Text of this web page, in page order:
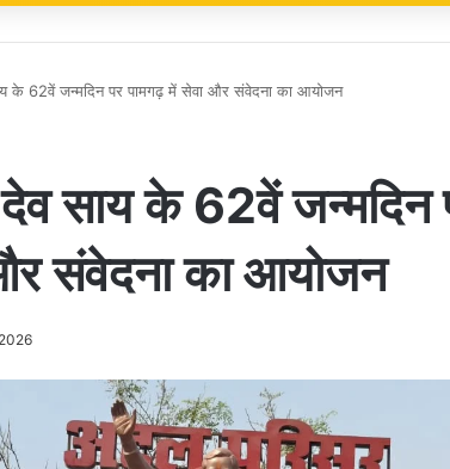
के 62वें जन्मदिन पर पामगढ़ में सेवा और संवेदना का आयोजन
देव साय के 62वें जन्मदिन
संवेदना का आयोजन